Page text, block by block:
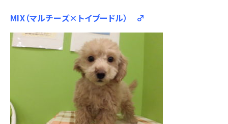
MIX（マルチーズ×トイプードル） ♂